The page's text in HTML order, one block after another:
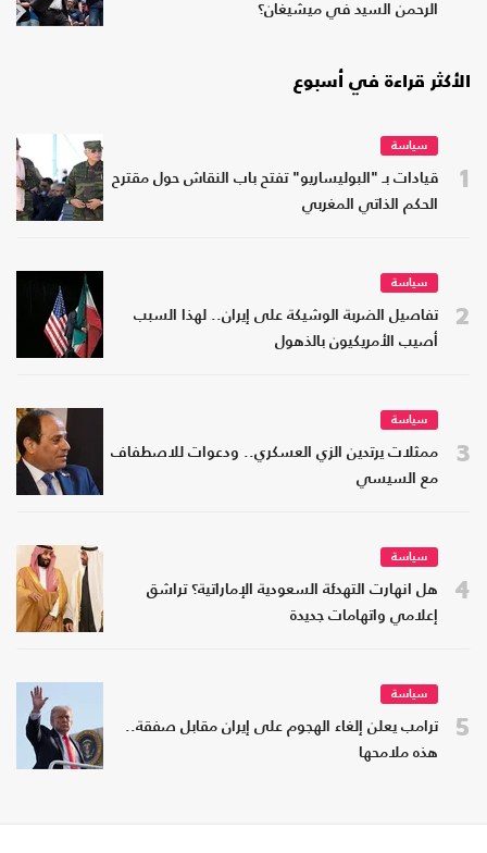
الرحمن السيد في ميشيغان؟
الأكثر قراءة في أسبوع
1
سياسة
قيادات بـ "البوليساريو" تفتح باب النقاش حول مقترح
الحكم الذاتي المغربي
2
سياسة
تفاصيل الضربة الوشيكة على إيران.. لهذا السبب
أصيب الأمريكيون بالذهول
3
سياسة
ممثلات يرتدين الزي العسكري.. ودعوات للاصطفاف
مع السيسي
4
سياسة
هل انهارت التهدئة السعودية الإماراتية؟ تراشق
إعلامي واتهامات جديدة
5
سياسة
ترامب يعلن إلغاء الهجوم على إيران مقابل صفقة..
هذه ملامحها